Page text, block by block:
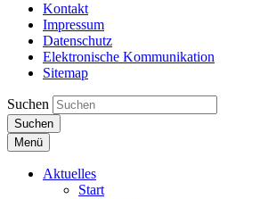
Kontakt
Impressum
Datenschutz
Elektronische Kommunikation
Sitemap
Suchen
Suchen
Menü
Aktuelles
Start